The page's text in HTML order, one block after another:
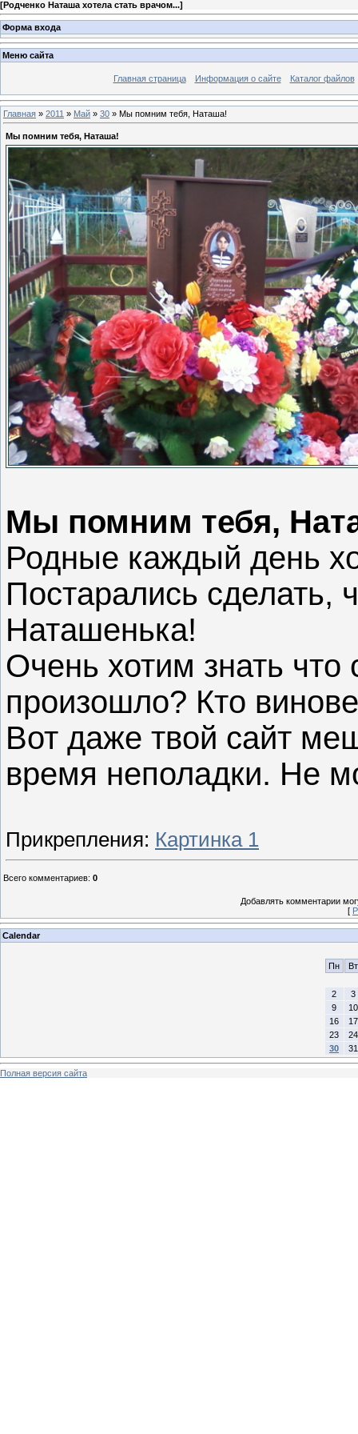
[Родченко Наташа хотела стать врачом...]
Форма входа
Меню сайта
Главная страница Информация о сайте Каталог файлов
Главная » 2011 » Май » 30 » Мы помним тебя, Наташа!
Мы помним тебя, Наташа!
Мы помним тебя,
Родные каждый день
Постарались сделать,
Наташенька!
Очень хотим знать что
произошло? Кто
Вот даже твой сайт
время неполадки. Не
Прикрепления: Картинка 1
Всего комментариев: 0
Добавлять комментарии
[
Calendar
Пн Вт
2
3
9
10
16
17
23
24
30
31
Полная версия сайта